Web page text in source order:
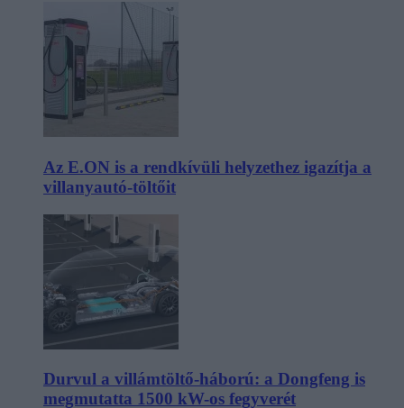
Az E.ON is a rendkívüli helyzethez igazítja a
villanyautó-töltőit
Durvul a villámtöltő-háború: a Dongfeng is
megmutatta 1500 kW-os fegyverét